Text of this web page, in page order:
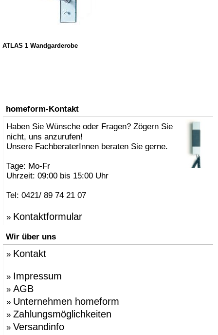
ATLAS 1 Wandgarderobe
homeform-Kontakt
Haben Sie Wünsche oder Fragen? Zögern Sie
nicht, uns anzurufen!
Unsere FachberaterInnen beraten Sie gerne.
Tage: Mo-Fr
Uhrzeit: 09:00 bis 15:00 Uhr
Tel: 0421/ 89 74 21 07
» Kontaktformular
Wir über uns
» Kontakt
» Impressum
» AGB
» Unternehmen homeform
» Zahlungsmöglichkeiten
» Versandinfo